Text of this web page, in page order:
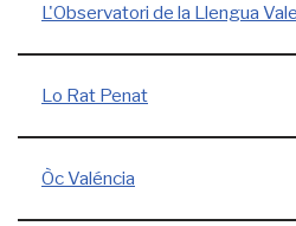
L'Observatori de la Llengua
Lo Rat Penat
Òc Valéncia